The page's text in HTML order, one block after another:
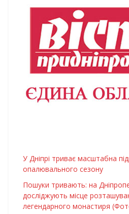
У Дніпрі триває масштабна
опалювального сезону
Пошуки тривають: на
досліджують місце
легендарного монастиря